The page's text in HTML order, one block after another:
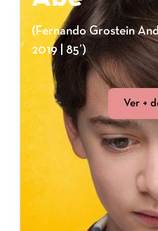
(Fernando Grostein
2019 | 85’)
Ver +